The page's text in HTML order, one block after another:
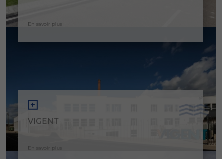
En savoir plus
VIGENT
En savoir plus